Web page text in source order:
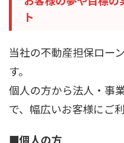
ト
当社の不動産担保ロー
す。
個人の方から法人・事
で、幅広いお客様にご
■個人の方